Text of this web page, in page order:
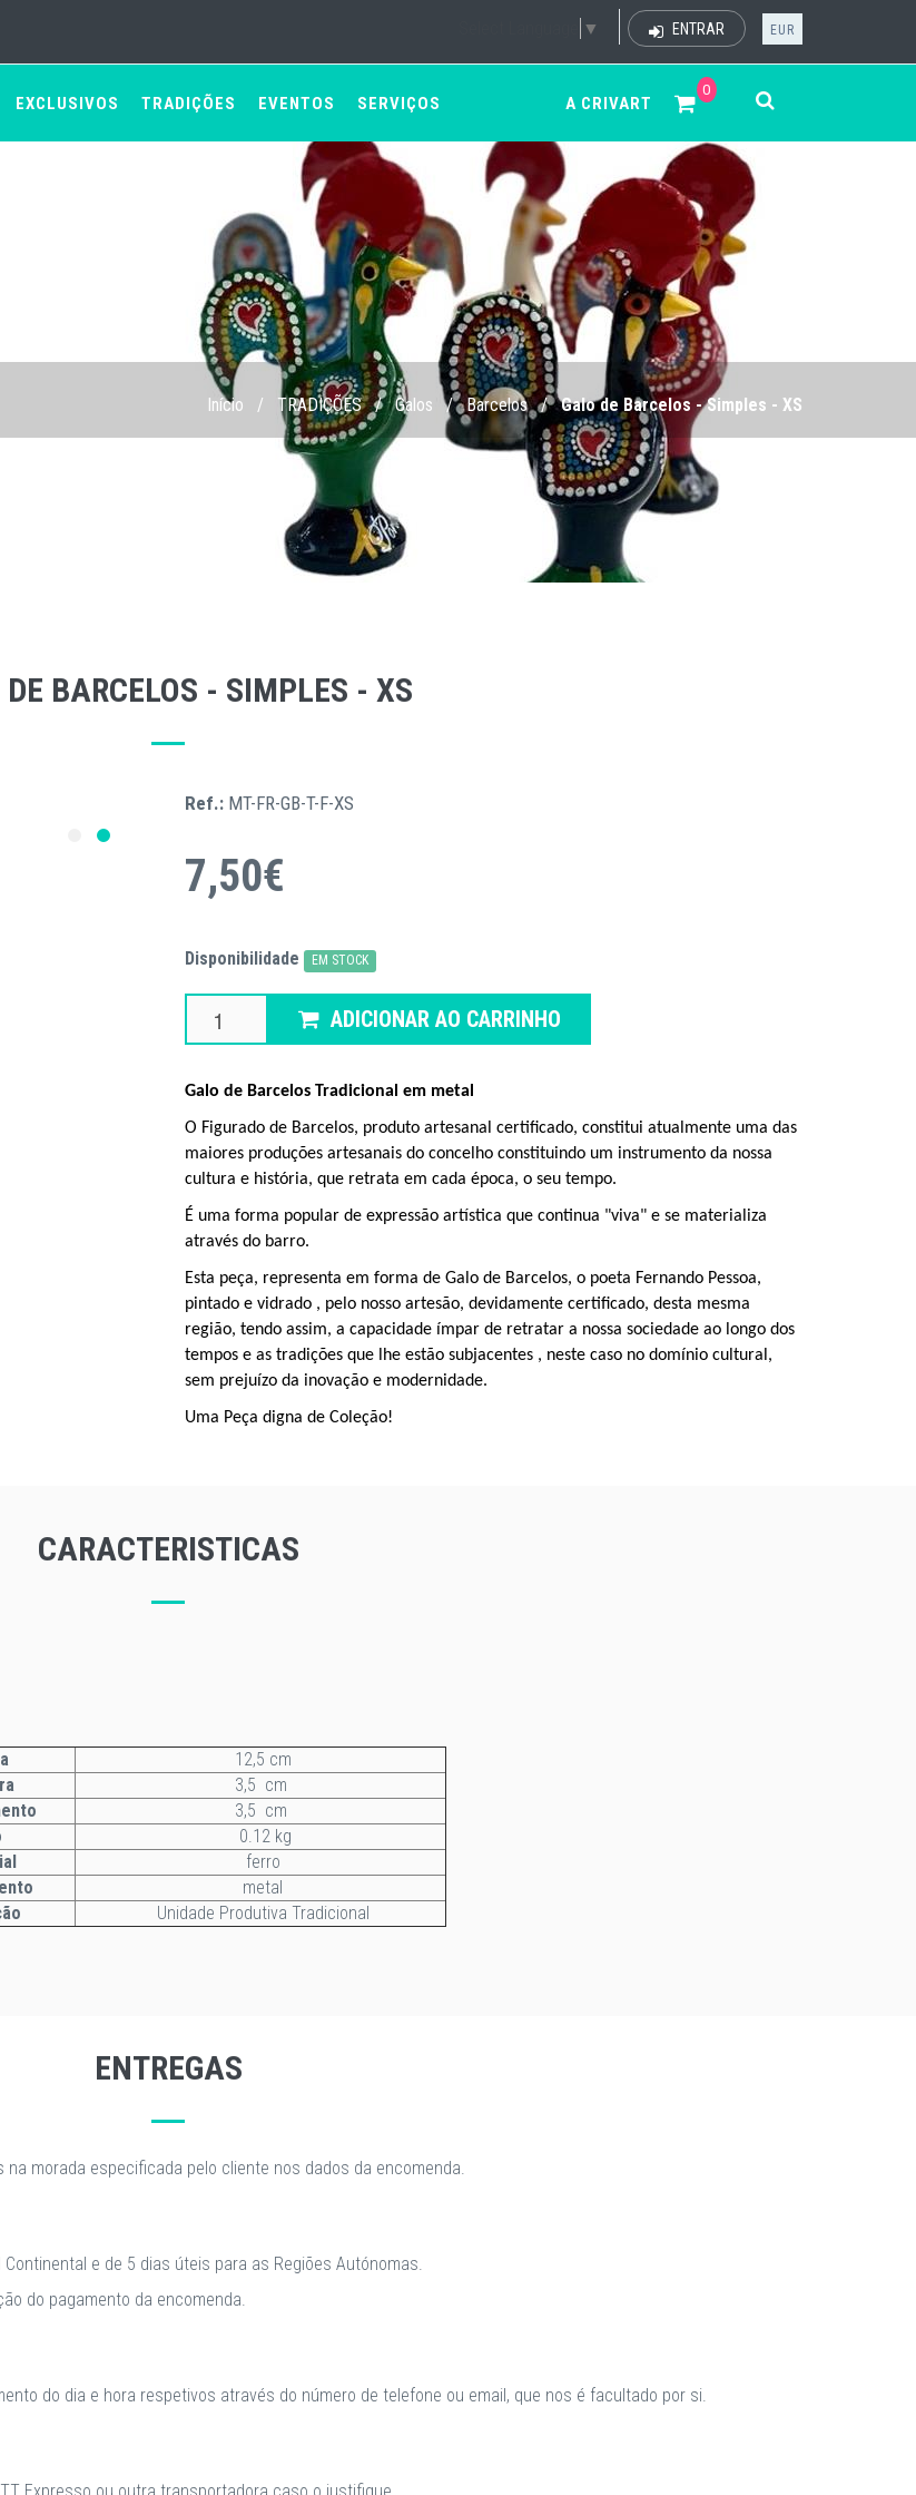
▼ ENTRAR EUR
EXCLUSIVOS TRADIÇÕES EVENTOS SERVIÇOS
0
A CRIVART
Início / TRADIÇÕES / Galos / Barcelos / Galo de Barcelos - Simples - XS
DE BARCELOS - SIMPLES - XS
Ref.: MT-FR-GB-T-F-XS
7,50€
Disponibilidade EM STOCK
ADICIONAR AO CARRINHO
Galo de Barcelos Tradicional em metal
O Figurado de Barcelos, produto artesanal certificado, constitui atualmente uma das
maiores produções artesanais do concelho constituindo um instrumento da nossa
cultura e história, que retrata em cada época, o seu tempo.
É uma forma popular de expressão artística que continua "viva" e se materializa
através do barro.
Esta peça, representa em forma de Galo de Barcelos, o poeta Fernando Pessoa,
pintado e vidrado , pelo nosso artesão, devidamente certificado, desta mesma
região, tendo assim, a capacidade ímpar de retratar a nossa sociedade ao longo dos
tempos e as tradições que lhe estão subjacentes , neste caso no domínio cultural,
sem prejuízo da inovação e modernidade.
Uma Peça digna de Coleção!
CARACTERISTICAS
12,5 cm
3,5 cm
3,5 cm
0.12 kg
ferro
metal
Unidade Produtiva Tradicional
ENTREGAS
morada especificada pelo cliente nos dados da encomenda.
e de 5 dias úteis para as Regiões Autónomas.
do pagamento da encomenda.
do dia e hora respetivos através do número de telefone ou email, que nos é facultado por si.